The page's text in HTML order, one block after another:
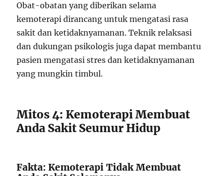
Obat-obatan yang diberikan selama
kemoterapi dirancang untuk mengatasi rasa
sakit dan ketidaknyamanan. Teknik relaksasi
dan dukungan psikologis juga dapat membantu
pasien mengatasi stres dan ketidaknyamanan
yang mungkin timbul.
Mitos 4: Kemoterapi Membuat
Anda Sakit Seumur Hidup
Fakta: Kemoterapi Tidak Membuat